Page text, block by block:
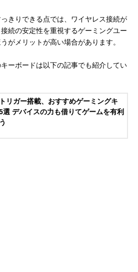
きりできる点では、ワイヤレス接続が
続の安定性を重視するゲーミングユー
がメリットが高い場合があります。
ーボードは以下の記事でも紹介してい
リガー搭載、おすすめゲーミングキ
選 デバイスの力も借りてゲームを有利